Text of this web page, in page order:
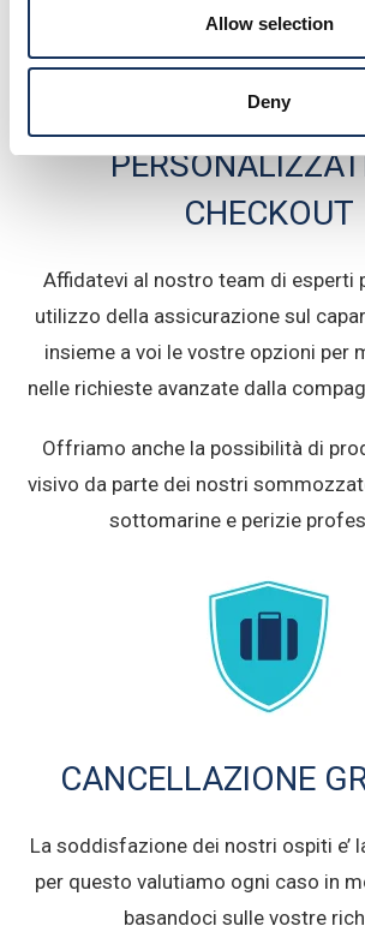
Allow selection
Deny
CONSULTI
CHECKOUT
Affidatevi al nostro team di esperti
utilizzo della assicurazione sul
insieme a voi le vostre opzioni per
nelle richieste avanzate dalla
Offriamo anche la possibilità di
visivo da parte dei nostri
sottomarine e perizie
CANCELLAZIONE
La soddisfazione dei nostri ospiti e’
per questo valutiamo ogni caso in
basandoci sulle vostre